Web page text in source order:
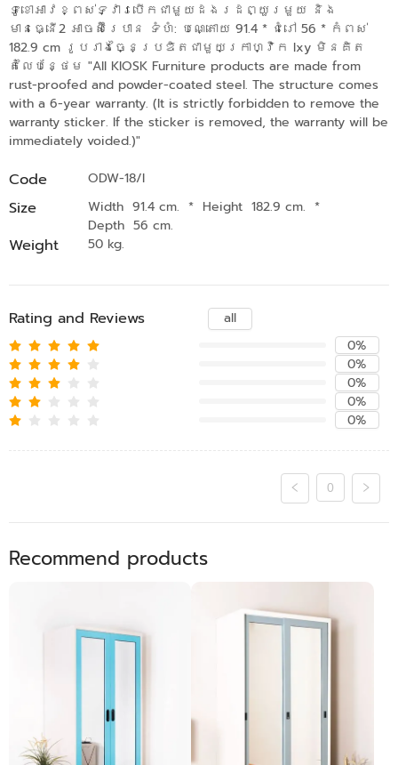
ទូខោអាវខ្ពស់ទ្វារបើកជាមួយដងរដព្យួរមួយ​ និង
មានធ្នើ2​ អាចស៊ីរេបាន ទំហំ: បណ្តោយ 91.4 * ជំរៅ 56 * កំពស់
182.9 cm រូបរាងច្នៃប្រឌិតជាមួយក្រាហ្វិក lxy​ មិនគិត
តំលៃបន្ថែម "All KIOSK Furniture products are made from
rust-proofed and powder-coated steel. The structure comes
with a 6-year warranty. (It is strictly forbidden to remove the
warranty sticker. If the sticker is removed, the warranty will be
immediately voided.)"
Code ODW-18/I
Size Width 91.4 cm. * Height 182.9 cm. *
Depth 56 cm.
Weight 50 kg.
Rating and Reviews
all
0%
0%
0%
0%
0%
0
Recommend products